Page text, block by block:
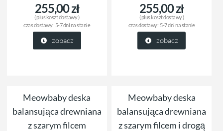
255,00 zł
( pluskoszt dostawy)
czas dostawy: 5-7 dni na stanie
zobacz
255,00 zł
( pluskoszt dostawy)
czas dostawy: 5-7 dni na stanie
zobacz
Meowbaby deska
balansująca drewniana
z szarym filcem
Meowbaby deska
balansująca drewniana
z szarym filcem i drogą